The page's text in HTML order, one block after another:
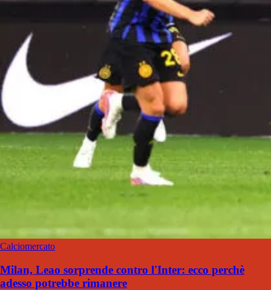
Calciomercato
Milan, Leao sorprende contro l'Inter: ecco perchè
adesso potrebbe rimanere